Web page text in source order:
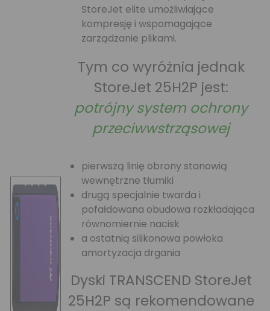
StoreJet elite umożliwiające
kompresję i wspomagające
zarządzanie plikami.
Tym co wyróżnia jednak
StoreJet 25H2P jest:
potrójny system ochrony
przeciwwstrząsowej
pierwszą linię obrony stanowią
wewnętrzne tłumiki
drugą specjalnie twarda i
pofałdowana obudowa rozkładająca
równomiernie nacisk
a ostatnią silikonowa powłoka
amortyzacja drgania
Dyski TRANSCEND StoreJet
25H2P są rekomendowane